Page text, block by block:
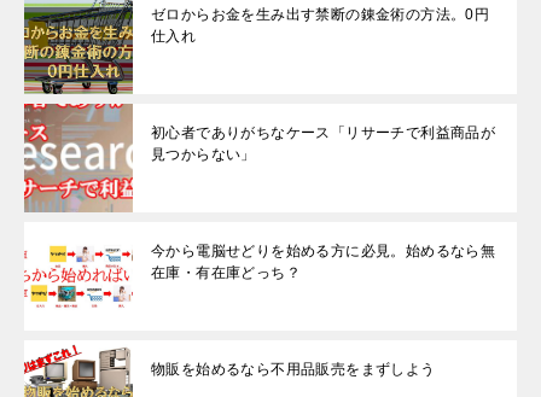
ゼロからお金を生み出す禁断の錬金術の方法。0円
仕入れ
初心者でありがちなケース「リサーチで利益商品が
見つからない」
今から電脳せどりを始める方に必見。始めるなら無
在庫・有在庫どっち？
物販を始めるなら不用品販売をまずしよう